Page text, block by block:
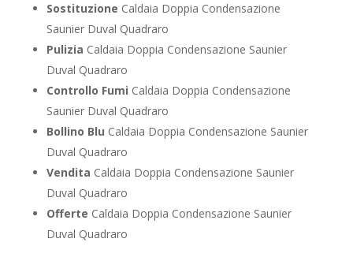
Sostituzione Caldaia Doppia Condensazione
Saunier Duval Quadraro
Pulizia Caldaia Doppia Condensazione Saunier
Duval Quadraro
Controllo Fumi Caldaia Doppia Condensazione
Saunier Duval Quadraro
Bollino Blu Caldaia Doppia Condensazione Saunier
Duval Quadraro
Vendita Caldaia Doppia Condensazione Saunier
Duval Quadraro
Offerte Caldaia Doppia Condensazione Saunier
Duval Quadraro